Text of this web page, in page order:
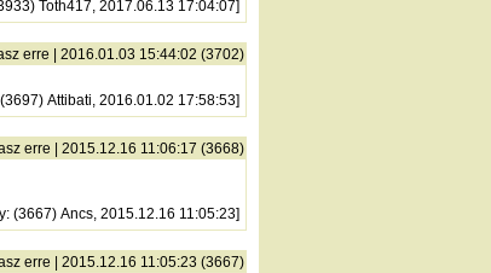
Toth417, 2017.06.13 17:04:07]
erre | 2016.01.03 15:44:02 (3702)
Attibati, 2016.01.02 17:58:53]
erre | 2015.12.16 11:06:17 (3668)
: (3667) Ancs, 2015.12.16 11:05:23]
erre | 2015.12.16 11:05:23 (3667)